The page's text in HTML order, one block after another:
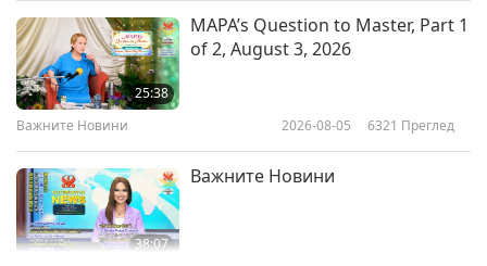
25:38
MAPA’s Question to Master, Part 1
of 2, August 3, 2026
Важните Новини 2026-08-05 6321 Преглед
38:07
Важните Новини